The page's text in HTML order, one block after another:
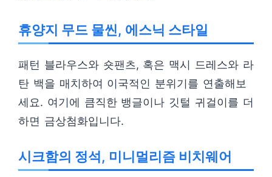
휴양지 무드 물씬, 에스닉 스타일
패턴 블라우스와 숏팬츠, 혹은 맥시 드레스와 라
탄 백을 매치하여 이국적인 분위기를 연출해보
세요. 여기에 큼직한 뱅글이나 깃털 귀걸이를 더
하면 금상첨화입니다.
시크함의 정석, 미니멀리즘 비치웨어